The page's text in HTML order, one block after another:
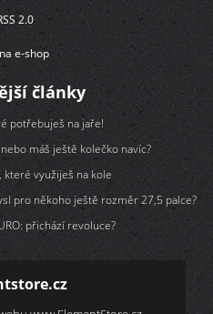
2.0
e-shop
články
potřebuješ na jaře!
máš ještě kolečko navíc?
které využiješ na kole
pro někoho ještě rozměr 27,5 palce?
přichází revoluce?